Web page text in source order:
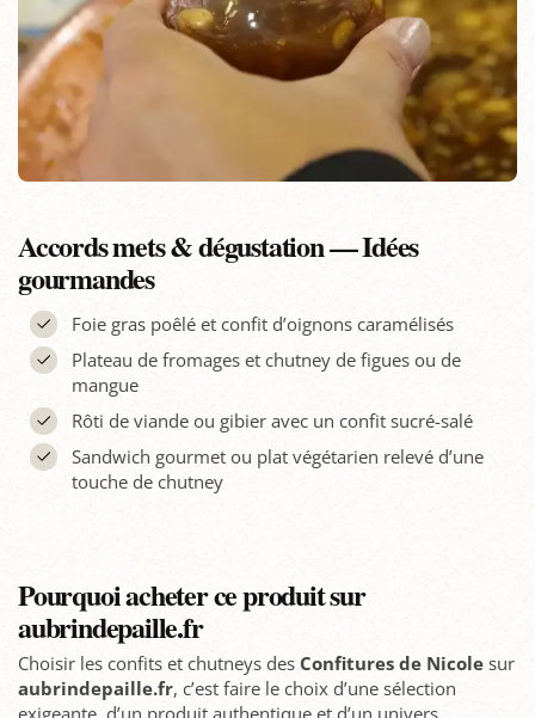
Accords mets & dégustation — Idées
gourmandes
Foie gras poêlé et confit d’oignons caramélisés
Plateau de fromages et chutney de figues ou de
mangue
Rôti de viande ou gibier avec un confit sucré-salé
Sandwich gourmet ou plat végétarien relevé d’une
touche de chutney
Pourquoi acheter ce produit sur
aubrindepaille.fr
Choisir les confits et chutneys des Confitures de Nicole sur
aubrindepaille.fr, c’est faire le choix d’une sélection